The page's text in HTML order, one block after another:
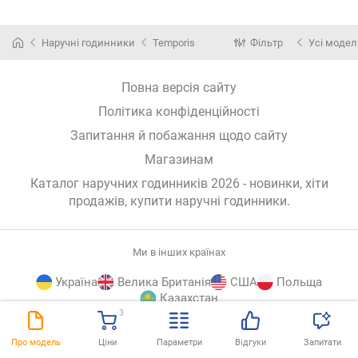
Про модель Ціни
3
Параметри Відгуки Запитати
Наручні годинники Temporis Фільтр Усі
Повна версія сайту
Політика конфіденційності
Запитання й побажання щодо сайту
Магазинам
Каталог наручних годинників 2026 - новинки, хіти
продажів, купити наручні годинники.
Ми в інших країнах
Україна Велика Британія США
Польща
Казахстан
Katalog
© E-Katalog, 2026 ВГОРУ